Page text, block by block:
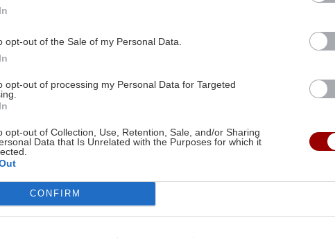
opt-out of the Sale of my Personal Data.
opt-out of processing my Personal Data for Targeted
opt-out of Collection, Use, Retention, Sale, and/or Sharing
Data that Is Unrelated with the Purposes for which it
CONFIRM
Διπλωματική κρίση πλέον μεταξύ της
21:00
GOSSIP - LIFESTYLE
ΕΠΙΣΤΗΜΗ
οι ειδήσεις
ΑΘΛΗΤΙΚΑ
Conference
League: Ισοπαλία,
μέτρια εμφάνιση
ΑΘΛΗΤΙΚΑ
Ηράκλειο η